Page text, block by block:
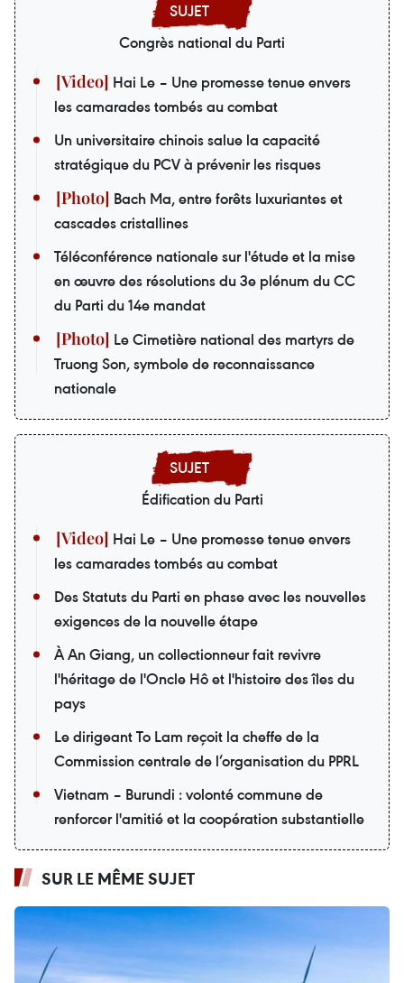
Congrès national du Parti
Hai Le – Une promesse tenue envers
les camarades tombés au combat
Un universitaire chinois salue la capacité
stratégique du PCV à prévenir les risques
Bach Ma, entre forêts luxuriantes et
cascades cristallines
Téléconférence nationale sur l'étude et la mise
en œuvre des résolutions du 3e plénum du CC
du Parti du 14e mandat
Le Cimetière national des martyrs de
Truong Son, symbole de reconnaissance
nationale
Édification du Parti
Hai Le – Une promesse tenue envers
les camarades tombés au combat
Des Statuts du Parti en phase avec les nouvelles
exigences de la nouvelle étape
À An Giang, un collectionneur fait revivre
l'héritage de l'Oncle Hô et l'histoire des îles du
pays
Le dirigeant To Lam reçoit la cheffe de la
Commission centrale de l’organisation du PPRL
Vietnam – Burundi : volonté commune de
renforcer l'amitié et la coopération substantielle
SUR LE MÊME SUJET